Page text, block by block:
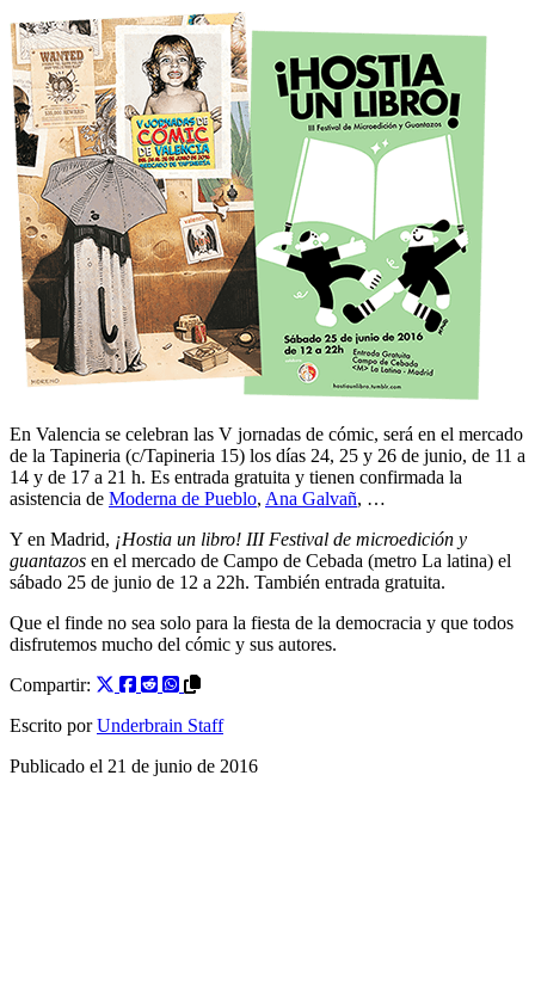
En Valencia se celebran las V jornadas de cómic, será en el mercado
de la Tapineria (c/Tapineria 15) los días 24, 25 y 26 de junio, de 11 a
14 y de 17 a 21 h. Es entrada gratuita y tienen confirmada la
asistencia de Moderna de Pueblo, Ana Galvañ, …
Y en Madrid, ¡Hostia un libro! III Festival de microedición y
guantazos en el mercado de Campo de Cebada (metro La latina) el
sábado 25 de junio de 12 a 22h. También entrada gratuita.
Que el finde no sea solo para la fiesta de la democracia y que todos
disfrutemos mucho del cómic y sus autores.
Compartir:
Escrito por Underbrain Staff
Publicado el 21 de junio de 2016